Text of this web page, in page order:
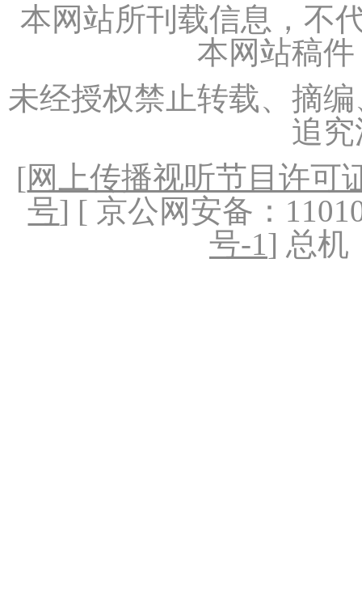
本网站所刊载信息，不
本网站稿
未经授权禁止转载、摘
追
[网上传播视听节目许可
号] [ 京公网安备：
号-1] 总机